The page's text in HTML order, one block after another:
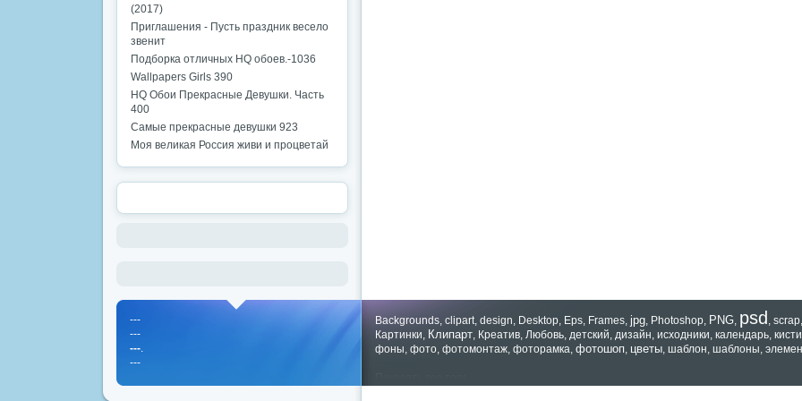
(2017)
Приглашения - Пусть праздник весело
звенит
Подборка отличных HQ обоев.-1036
Wallpapers Girls 390
HQ Обои Прекрасные Девушки. Часть
400
Самые прекрасные девушки 923
Моя великая Россия живи и процветай
Backgrounds, clipart, design, Desktop, Eps, Frames, jpg, Photoshop, PNG, psd , scrap
Картинки, Клипарт, Креатив, Любовь, детский, дизайн, исходники, календарь, кисти
фоны, фото, фотомонтаж, фоторамка, фотошоп, цветы, шаблон, шаблоны,
---
---
---.
---